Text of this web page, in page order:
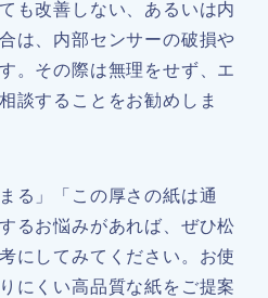
も改善しない、あるいは内
は、内部センサーの破損や
。その際は無理をせず、エ
談することをお勧めしま
る」「この厚さの紙は通
るお悩みがあれば、ぜひ松
にしてみてください。お使
にくい高品質な紙をご提案